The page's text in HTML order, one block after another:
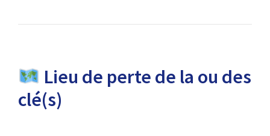
Lieu de perte de la ou des
clé(s)